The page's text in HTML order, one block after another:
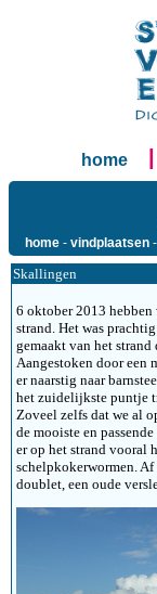
home
home - vindplaatsen -
Skallingen
6 oktober 2013 hebben
strand. Het was
gemaakt van het
Aangestoken door een
er naarstig naar
het zuidelijkste puntje
Zoveel zelfs dat we al
de mooiste en
er op het strand vooral
schelpkokerwormen.
doublet, een oude